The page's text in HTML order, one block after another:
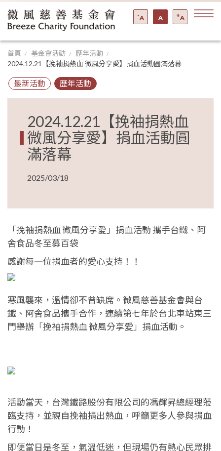
+A
A
-A
首頁 基金會活動
歷年活動
2024.12.21【挽袖捐熱血 微風分享愛】捐血活動圓滿落幕
最新活動 歷年活動
2024.12.21【挽袖捐熱血
微風分享愛】捐血活動圓
滿落幕
2025/03/18
「挽袖捐熱血 微風分享愛」捐血活動 攜手台鐵、阿
舍食品冬至募百袋
感謝每一位捐血者的愛心支持！！
寒風襲來，溫情卻不曾缺席。微風慈善基金會與台
鐵、阿舍食品攜手合作，連續第七年於台北車站東三
門舉辦「挽袖捐熱血 微風分享愛」捐血活動。
活動當天，台灣鐵路股份有限公司的馮輝昇總經理蒞
臨支持，並親自挽袖捐出熱血，呼籲更多人參與捐血
行動！
即便當日是冬至，氣溫低迷，但現場仍有熱心民眾排